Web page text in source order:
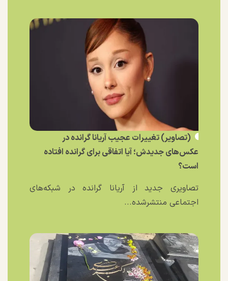
(تصاویر) تغییرات عجیب آریانا گرانده در
عکس‌های جدیدش؛ آیا اتفاقی برای گرانده افتاده
است؟
تصاویری جدید از آریانا گرانده در شبکه‌های
اجتماعی منتشرشده...